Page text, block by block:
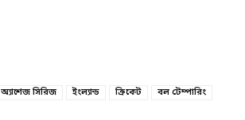
অ্যাশেজ সিরিজ ইংল্যান্ড ক্রিকেট বল টেম্পারিং